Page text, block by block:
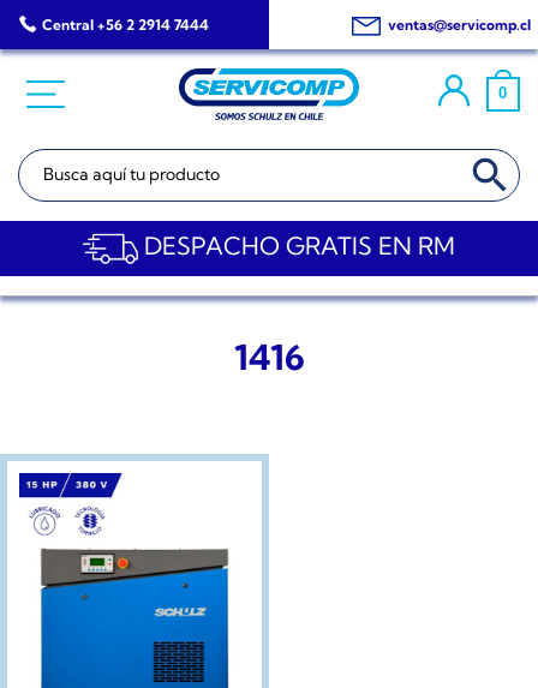
Saltar
al
Central +56 2 2914 7444 ventas@servicomp.cl
0
Buscar: BOTÓN DE
DESPACHO GRATIS EN RM
1416